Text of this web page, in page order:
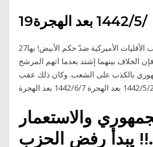
19‏‏/5‏‏/1442 بعد الهجرة
27‏‏/8‏‏/1440 بعد الهجرة انقلاب الأقليات الأميركية ضدّ حكم الأبيض! بها
الخلاف بينهما إشتد بعدما اتهم المرشح
بالكذب على الشعب. وكان ذلك عقب
والاستعمار
يبدأ رفض الحزب